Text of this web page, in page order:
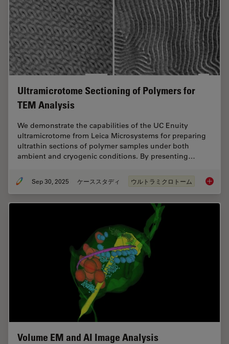
Ultramicrotome Sectioning of Polymers for
TEM Analysis
We demonstrate the capabilities of the UC Enuity
ultramicrotome from Leica Microsystems for preparing
ultrathin sections of polymer samples under both
ambient and cryogenic conditions. By presenting…
Sep 30, 2025 ケーススタディ ウルトラミクロトーム
Volume EM and AI Image Analysis